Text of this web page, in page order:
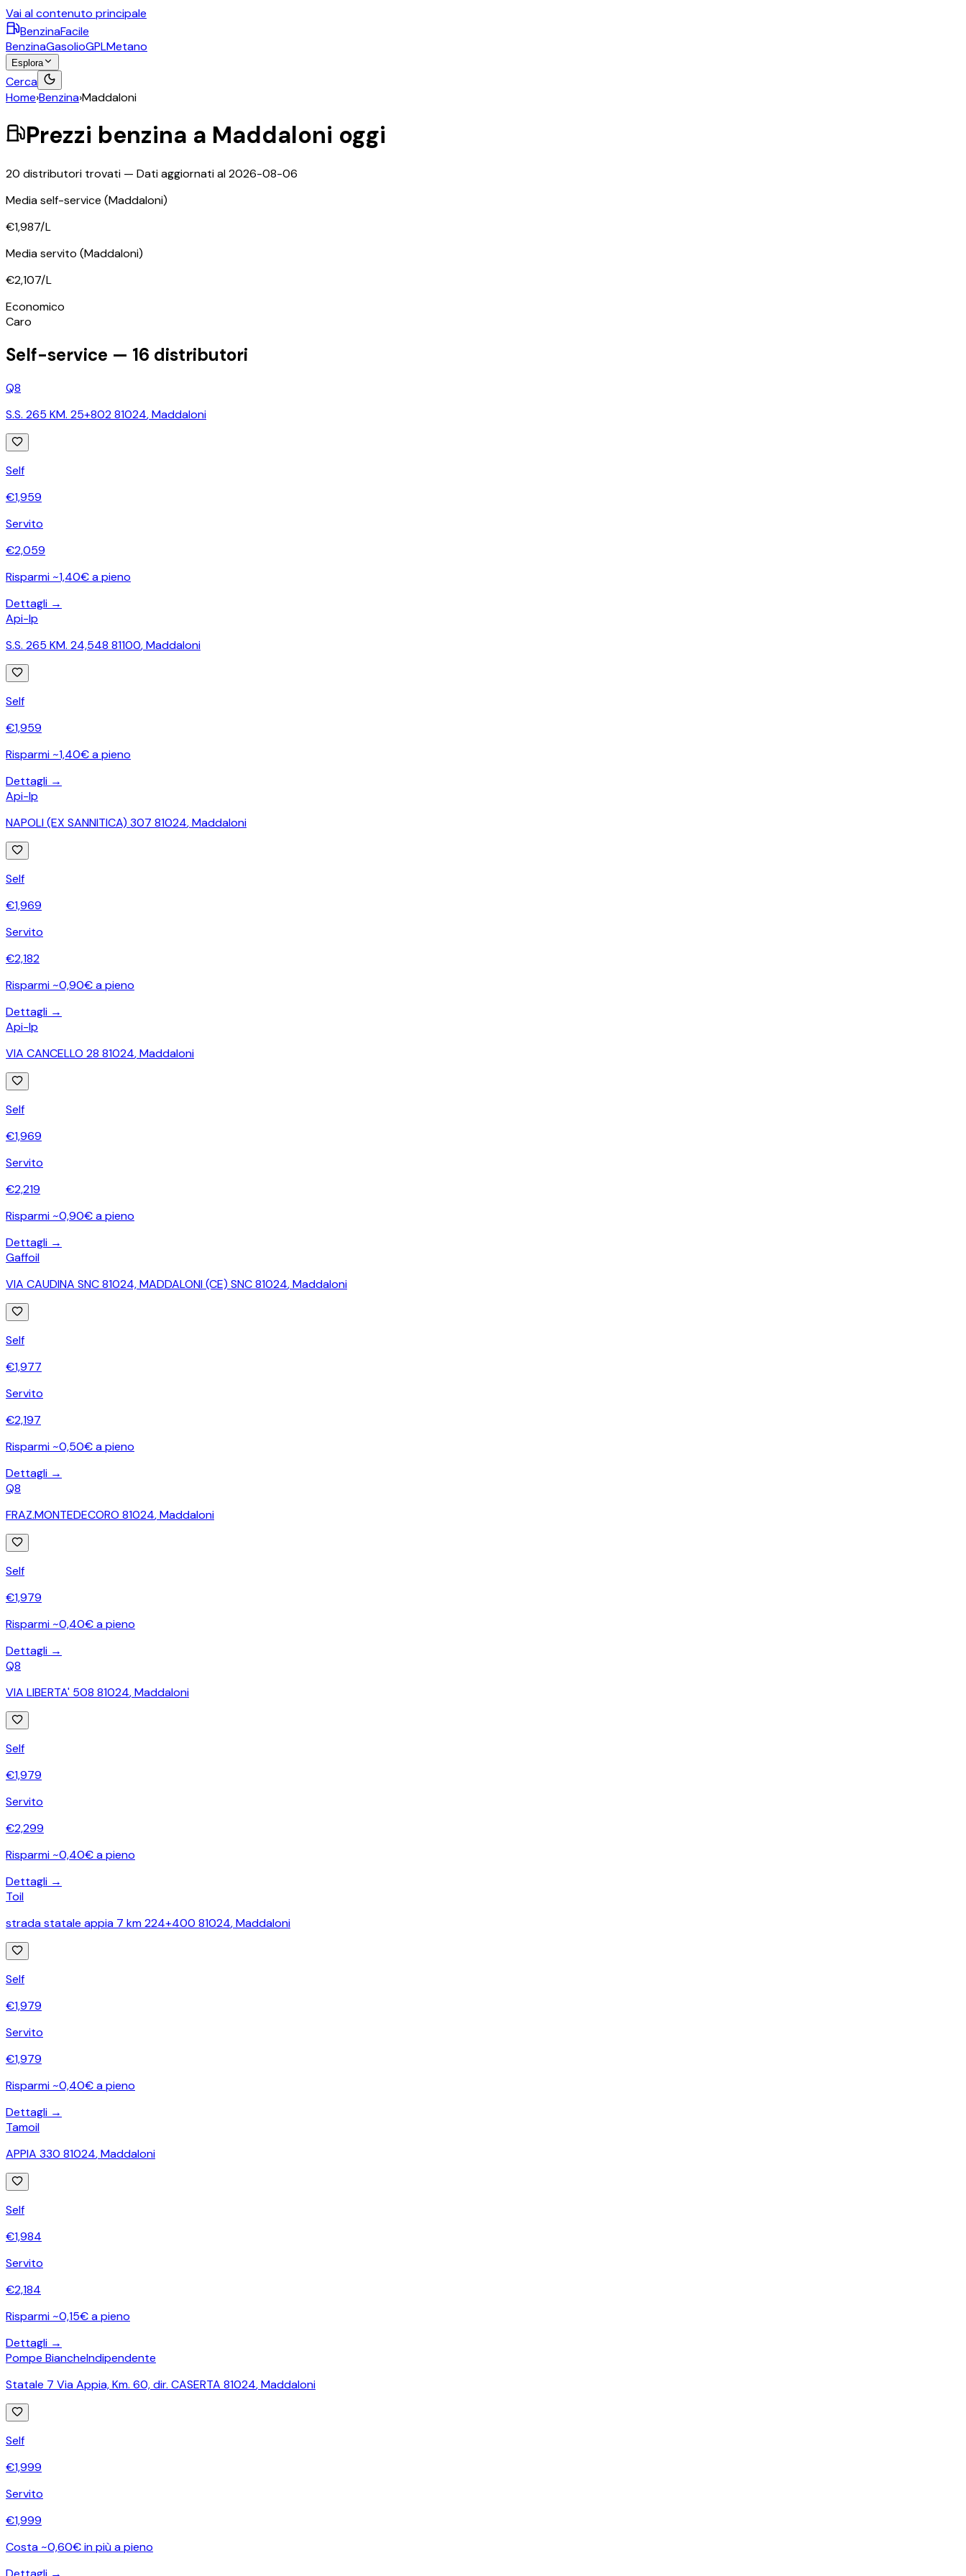
Vai al contenuto principale
BenzinaFacile
BenzinaGasolioGPLMetano
Esplora
Cerca
Home›Benzina›Maddaloni
Prezzi benzina a Maddaloni oggi
20 distributori trovati — Dati aggiornati al2026-08-06
Media self-service (Maddaloni)
€1,987/L
Media servito (Maddaloni)
€2,107/L
Economico
Caro
Self-service — 16 distributori
Q8
S.S. 265 KM. 25+802 81024,Maddaloni
Self
€1,959
Servito
€2,059
Risparmi ~1,40€ a pieno
Dettagli →
Api-Ip
S.S. 265 KM. 24,548 81100,Maddaloni
Self
€1,959
Risparmi ~1,40€ a pieno
Dettagli →
Api-Ip
NAPOLI (EX SANNITICA) 307 81024,Maddaloni
Self
€1,969
Servito
€2,182
Risparmi ~0,90€ a pieno
Dettagli →
Api-Ip
VIA CANCELLO 28 81024,Maddaloni
Self
€1,969
Servito
€2,219
Risparmi ~0,90€ a pieno
Dettagli →
Gaffoil
VIA CAUDINA SNC 81024, MADDALONI (CE) SNC 81024,Maddaloni
Self
€1,977
Servito
€2,197
Risparmi ~0,50€ a pieno
Dettagli →
Q8
FRAZ.MONTEDECORO 81024,Maddaloni
Self
€1,979
Risparmi ~0,40€ a pieno
Dettagli →
Q8
VIA LIBERTA' 508 81024,Maddaloni
Self
€1,979
Servito
€2,299
Risparmi ~0,40€ a pieno
Dettagli →
Toil
strada statale appia 7 km 224+400 81024,Maddaloni
Self
€1,979
Servito
€1,979
Risparmi ~0,40€ a pieno
Dettagli →
Tamoil
APPIA 330 81024,Maddaloni
Self
€1,984
Servito
€2,184
Risparmi ~0,15€ a pieno
Dettagli →
Pompe BiancheIndipendente
Statale 7 Via Appia, Km. 60, dir. CASERTA 81024,Maddaloni
Self
€1,999
Servito
€1,999
Costa ~0,60€ in più a pieno